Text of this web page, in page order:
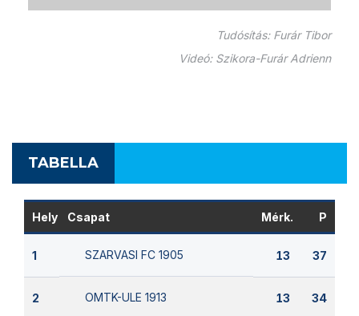
Tudósítás: Furár Tibor
Videó: Szikora-Furár Adrienn
TABELLA
Hely Csapat Mérk. P
1 SZARVASI FC 1905 13 37
2 OMTK-ULE 1913 13 34